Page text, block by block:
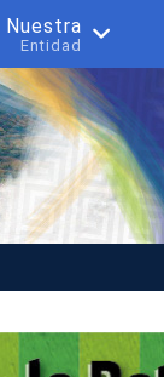
Nuestra
Entidad